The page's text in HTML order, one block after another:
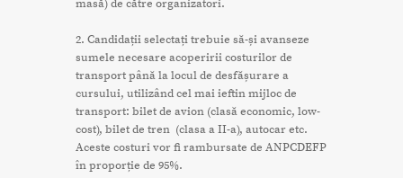
masă) de către organizatori.
2. Candidații selectați trebuie să-și avanseze
sumele necesare acoperirii costurilor de
transport până la locul de desfășurare a
cursului, utilizând cel mai ieftin mijloc de
transport: bilet de avion (clasă economic, low-
cost), bilet de tren (clasa a II-a), autocar etc.
Aceste costuri vor fi rambursate de ANPCDEFP
în proporție de 95%.